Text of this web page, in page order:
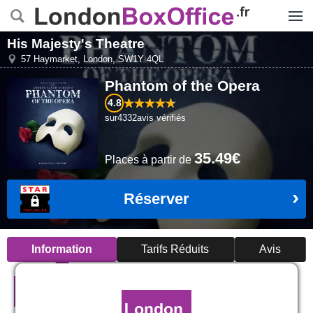
His Majesty's Theatre
57 Haymarket, London,SW1Y 4QL
Phantom of the Opera
4.8
sur4332avis vérifiés
Places à partir de35.49€
Réserver
Information Tarifs Réduits Avis
Phantom of the Opera à Londres